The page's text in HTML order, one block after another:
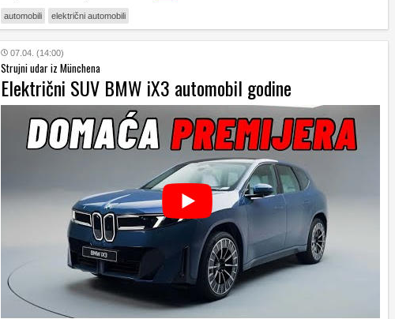
automobili električni automobili
07.04. (14:00)
Strujni udar iz Münchena
Električni SUV BMW iX3 automobil godine